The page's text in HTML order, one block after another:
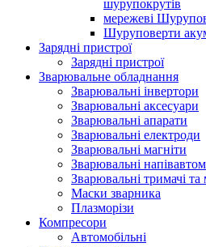
шурупокрутів
мережеві
Шуруповерти
Зарядні пристрої
Зарядні пристрої
Зварювальне обладнання
Зварювальні інвертори
Зварювальні аксесуари
Зварювальні апарати
Зварювальні електроди
Зварювальні магніти
Зварювальні
Зварювальні тримачі та
Маски зварника
Плазморізи
Компресори
Автомобільні